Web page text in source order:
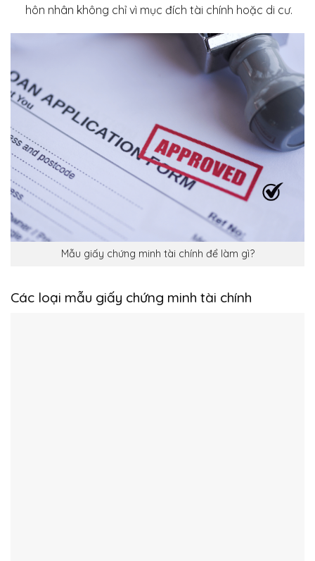
hôn nhân không chỉ vì mục đích tài chính hoặc di cư.
Mẫu giấy chứng minh tài chính để làm gì?
Các loại mẫu giấy chứng minh tài chính